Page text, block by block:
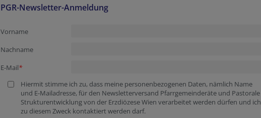
PGR-Newsletter-Anmeldung
Fax
Company website
Session ID
Homepage
Security token
Homepage
Website
Vorname
Nachname
E-Mail*
Hiermit stimme ich zu, dass meine personenbezogenen Daten, nämlich Name
und E-Mailadresse, für den Newsletterversand Pfarrgemeinderäte und Pastorale
Strukturentwicklung von der Erzdiözese Wien verarbeitet werden dürfen und ich
zu diesem Zweck kontaktiert werden darf.